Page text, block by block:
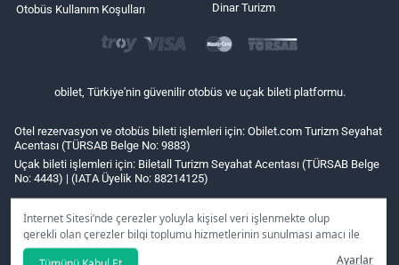
İnternet Sitesi’nde çerezler yoluyla kişisel veri işlenmekte olup
gerekli olan çerezler bilgi toplumu hizmetlerinin sunulması amacı ile
kullanılmaktadır. Tercihleriniz doğrultusunda size özel
Ayarlar
Otobüs Kullanım Koşulları
Dinar Turizm
obilet, Türkiye'nin güvenilir otobüs ve uçak bileti platformu.
Otel rezervasyon ve otobüs bileti işlemleri için: Obilet.com Turizm Seyahat
Acentası (TÜRSAB Belge No: 9883)
Uçak bileti işlemleri için: Biletall Turizm Seyahat Acentası (TÜRSAB Belge
No: 4443) | (IATA Üyelik No: 88214125)